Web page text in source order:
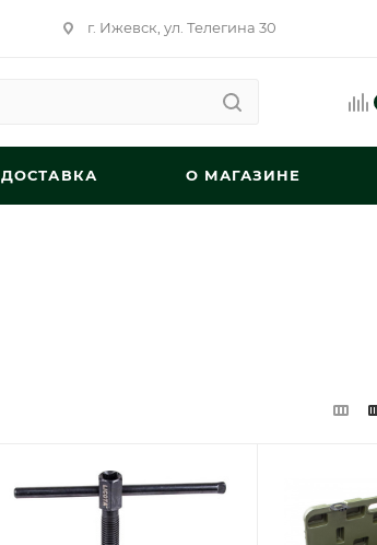
г. Ижевск, ул. Телегина 30
ДОСТАВКА О МАГАЗИНЕ